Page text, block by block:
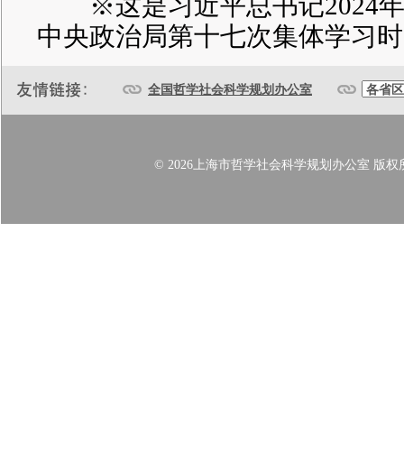
中央政治局第十七次集体学习
全国哲学社会科学规划办公室
© 2026上海市哲学社会科学规划办公室 版权